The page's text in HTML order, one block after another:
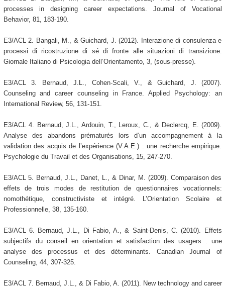
processes in designing career expectations. Journal of Vocational
Behavior, 81, 183-190.
E3/ACL 2. Bangali, M., & Guichard, J. (2012). Interazione di consulenza e
processi di ricostruzione di sé di fronte alle situazioni di transizione.
Giornale Italiano di Psicologia dell’Orientamento, 3, (sous-presse).
E3/ACL 3. Bernaud, J.L., Cohen-Scali, V., & Guichard, J. (2007).
Counseling and career counseling in France. Applied Psychology: an
International Review, 56, 131-151.
E3/ACL 4. Bernaud, J.L., Ardouin, T., Leroux, C., & Declercq, E. (2009).
Analyse des abandons prématurés lors d’un accompagnement à la
validation des acquis de l’expérience (V.A.E.) : une recherche empirique.
Psychologie du Travail et des Organisations, 15, 247-270.
E3/ACL 5. Bernaud, J.L., Danet, L., & Dinar, M. (2009). Comparaison des
effets de trois modes de restitution de questionnaires vocationnels:
nomothétique, constructiviste et intégré. L’Orientation Scolaire et
Professionnelle, 38, 135-160.
E3/ACL 6. Bernaud, J.L., Di Fabio, A., & Saint-Denis, C. (2010). Effets
subjectifs du conseil en orientation et satisfaction des usagers : une
analyse des processus et des déterminants. Canadian Journal of
Counseling, 44, 307-325.
E3/ACL 7. Bernaud, J.L., & Di Fabio, A. (2011). New technology and career